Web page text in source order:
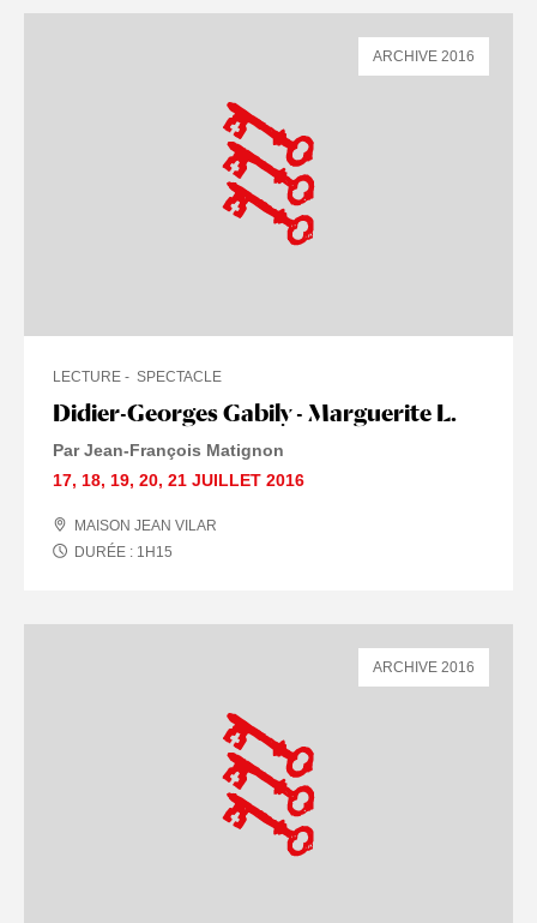
Didier-Georges Gabily - Marguerite L.
LECTURE SPECTACLE
Par Jean-François Matignon
17, 18, 19, 20, 21 JUILLET 2016
MAISON JEAN VILAR
DURÉE : 1 H 15
ARCHIVE 2016
ARCHIVE 2016